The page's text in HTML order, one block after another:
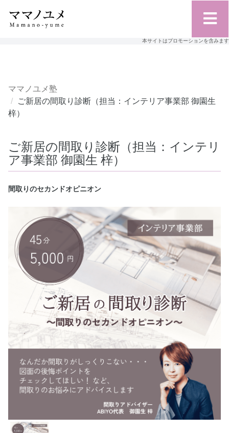
本サイトはプロモーションを含みます
ママノユメ塾
ご新居の間取り診断（担当：インテリア事業部 御園生
梓）
ご新居の間取り診断（担当：インテリ
ア事業部 御園生 梓）
間取りのセカンドオピニオン